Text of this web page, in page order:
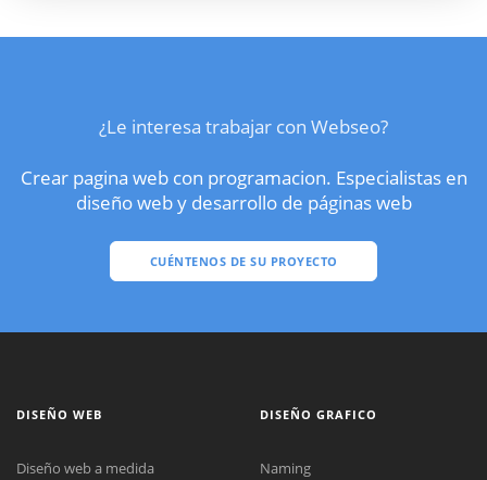
¿Le interesa trabajar con Webseo?
Crear pagina web con programacion. Especialistas en
diseño web y desarrollo de páginas web
CUÉNTENOS DE SU PROYECTO
DISEÑO WEB
Diseño web a medida
DISEÑO GRAFICO
Naming